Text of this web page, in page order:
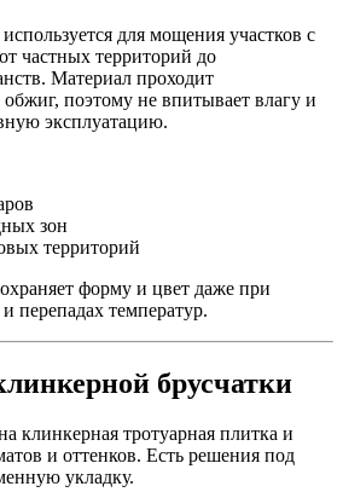
для мощения участков с
частных территорий до
Материал проходит
поэтому не впитывает влагу и
эксплуатацию.
зон
территорий
форму и цвет даже при
перепадах температур.
брусчатки
клинкерная тротуарная плитка и
и оттенков. Есть решения под
укладку.